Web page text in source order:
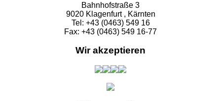
Bahnhofstraße 3
9020 Klagenfurt , Kärnten
Tel: +43 (0463) 549 16
Fax: +43 (0463) 549 16-77
Wir akzeptieren